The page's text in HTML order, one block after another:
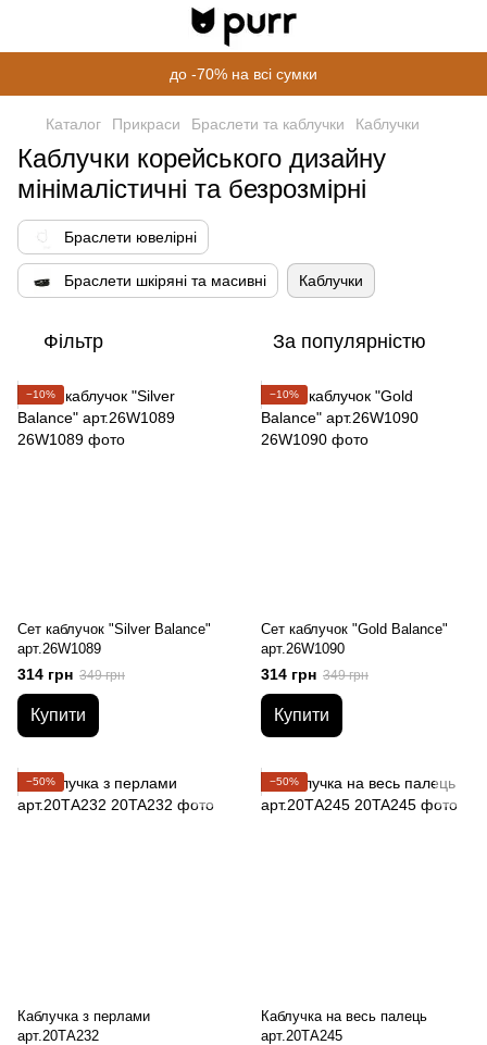
до -70% на всі сумки
Каталог Прикраси Браслети та каблучки Каблучки
Каблучки корейського дизайну
мінімалістичні та безрозмірні
Браслети ювелірні
Браслети шкіряні та масивні Каблучки
Фільтр За популярністю
−10%
Сет каблучок "Silver Balance"
арт.26W1089
314 грн 349 грн
Купити
−10%
Сет каблучок "Gold Balance"
арт.26W1090
314 грн 349 грн
Купити
−50%
Каблучка з перлами
арт.20ТА232
−50%
Каблучка на весь палець
арт.20ТА245